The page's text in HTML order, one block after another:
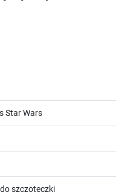
Star Wars
szczoteczki